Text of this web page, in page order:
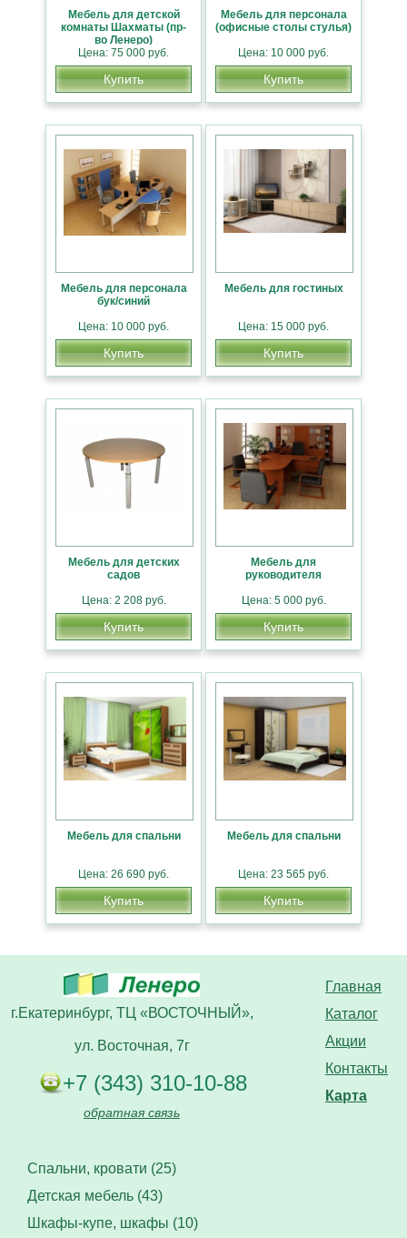
Мебель для детской
комнаты Шахматы (пр-
во Ленеро)
Цена: 75 000 руб.
Купить
Мебель для персонала
(офисные столы стулья)
Цена: 10 000 руб.
Купить
Мебель для персонала
бук/синий
Цена: 10 000 руб.
Купить
Мебель для гостиных
Цена: 15 000 руб.
Купить
Мебель для детских
садов
Цена: 2 208 руб.
Купить
Мебель для
руководителя
Цена: 5 000 руб.
Купить
Мебель для спальни
Цена: 26 690 руб.
Купить
Мебель для спальни
Цена: 23 565 руб.
Купить
Главная
Каталог
Акции
Контакты
Карта
г.Екатеринбург, ТЦ «ВОСТОЧНЫЙ»,
ул. Восточная, 7г
+7 (343) 310-10-88
обратная связь
Спальни, кровати (25)
Детская мебель (43)
Шкафы-купе, шкафы (10)